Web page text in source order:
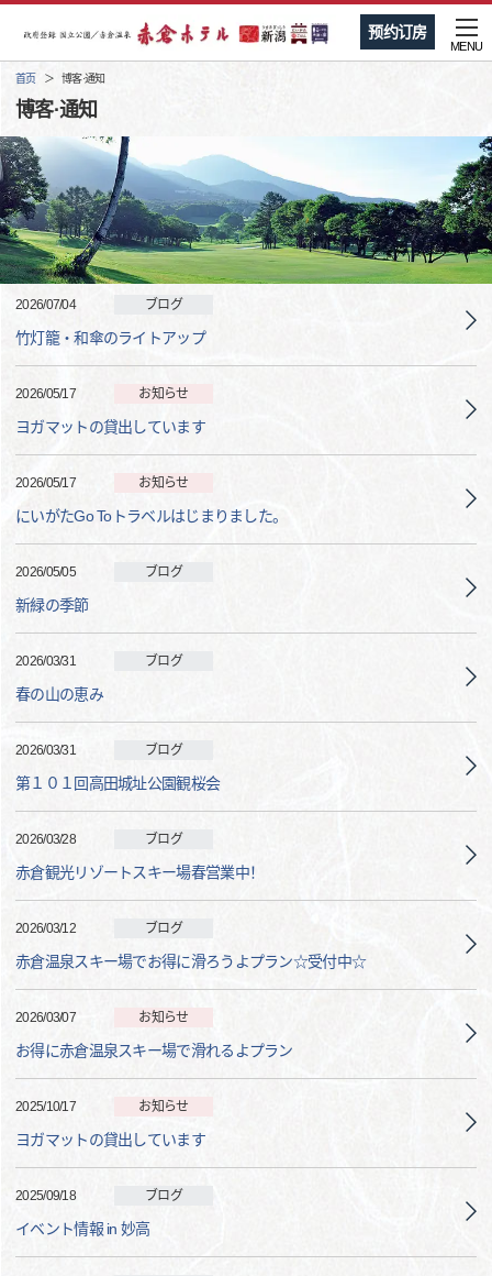
预约订房
MENU
首页 博客·通知
博客·通知
2026/07/04 ブログ
竹灯籠・和傘のライトアップ
2026/05/17 お知らせ
ヨガマットの貸出しています
2026/05/17 お知らせ
にいがたGo Toトラベルはじまりました。
2026/05/05 ブログ
新緑の季節
2026/03/31 ブログ
春の山の恵み
2026/03/31 ブログ
第１０１回高田城址公園観桜会
2026/03/28 ブログ
赤倉観光リゾートスキー場春営業中！
2026/03/12 ブログ
赤倉温泉スキー場でお得に滑ろうよプラン☆受付中☆
2026/03/07 お知らせ
お得に赤倉温泉スキー場で滑れるよプラン
2025/10/17 お知らせ
ヨガマットの貸出しています
2025/09/18 ブログ
イベント情報 in 妙高